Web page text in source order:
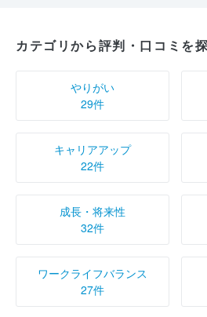
カテゴリから評判・口コミを
やりがい
29件
キャリアアップ
22件
成長・将来性
32件
ワークライフバランス
27件